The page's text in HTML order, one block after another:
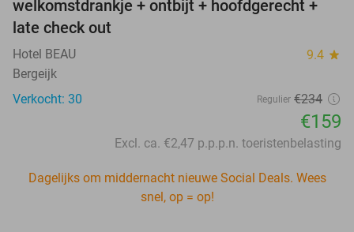
welkomstdrankje + ontbijt + hoofdgerecht +
late check out
Hotel BEAU 9.4 star
Bergeijk
Verkocht: 30
Regulier €234
€159
Excl. ca. €2,47 p.p.p.n. toeristenbelasting
Dagelijks om middernacht nieuwe Social Deals. Wees
snel, op = op!